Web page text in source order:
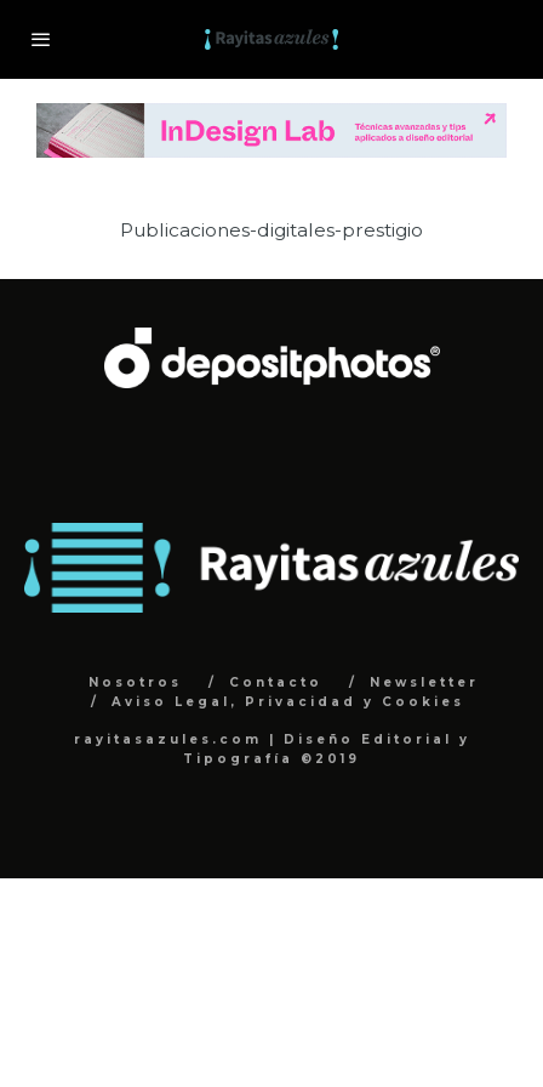
Publicaciones-digitales-prestigio
Nosotros Contacto
Newsletter
Aviso Legal, Privacidad y Cookies
rayitasazules.com | Diseño Editorial y
Tipografía ©2019